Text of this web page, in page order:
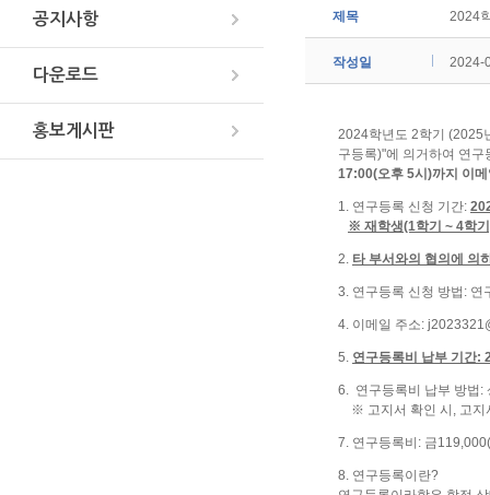
공지사항
다운로드
홍보게시판
제목 2024
작성일 2024-
2024학년도 2학기 (2025
구등록)"에 의거하여 연
17:00(오후 5시)까지 이
1. 연구등록 신청 기간:
※ 재학생(1학기 ~ 4학
2. 타 부서와의 협의에 의
3. 연구등록 신청 방법: 연
4. 이메일 주소:
5. 연구등록비 납부 기간:
6. 연구등록비 납부 방법:
※ 고지서 확인 시, 고지
7. 연구등록비: 금
8. 연구등록이란?